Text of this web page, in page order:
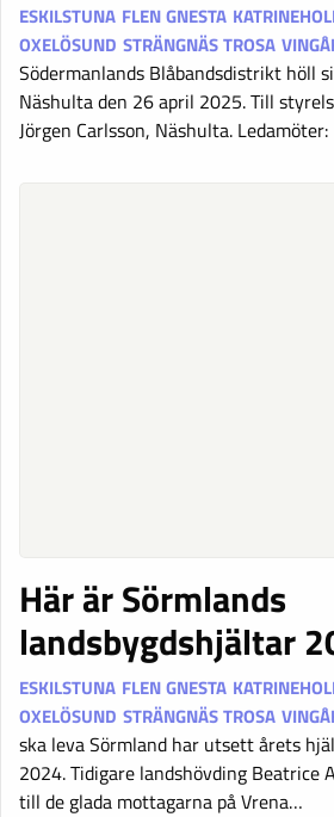
ESKILSTUNA FLENGNESTA
OXELÖSUND STRÄNGNÄSTROSA
Södermanlands Blåbandsdistrikt höll
Näshulta den 26 april 2025. Till
Jörgen Carlsson, Näshulta. Ledamöter:
Här är Sörmlands
landsbygdshjältar
ESKILSTUNA FLENGNESTA
OXELÖSUND STRÄNGNÄSTROSA
ska leva Sörmland har utsett årets
2024. Tidigare landshövding Beatrice
till de glada mottagarna på Vrena…